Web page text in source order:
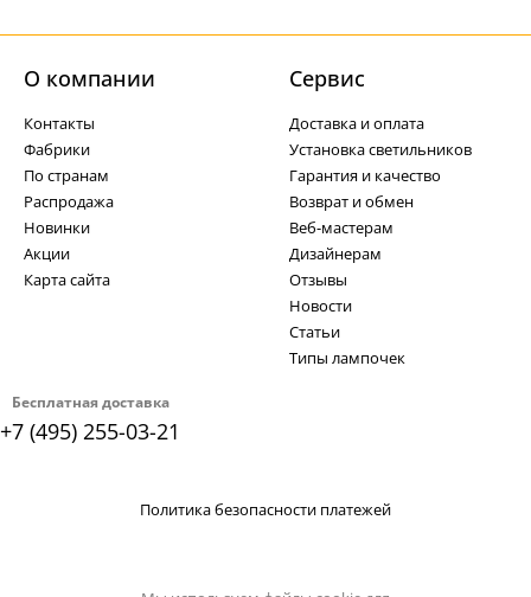
Бесплатная доставка
+7 (495) 255-03-21
О компании
Контакты
Фабрики
По странам
Распродажа
Новинки
Акции
Карта сайта
Cервис
Доставка и оплата
Установка светильников
Гарантия и качество
Возврат и обмен
Веб-мастерам
Дизайнерам
Отзывы
Новости
Статьи
Типы лампочек
Политика безопасности платежей